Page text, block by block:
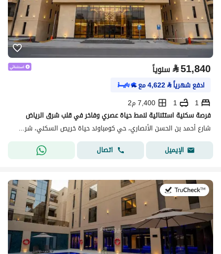
⃁51,840 سنوياً
ادفع شهرياً⃁
4,622مع
1
1
7,400 م2
فرصة سكنية استثنائية لنمط حياة عصري وفاخر في قلب شرق الرياض
شارع أحمد بن الحسن الأنصاري، حي كومباوند حياة خريص السكني، شرق الرياض، الرياض
الإيميل
اتصال
في:20 يوليو 2026